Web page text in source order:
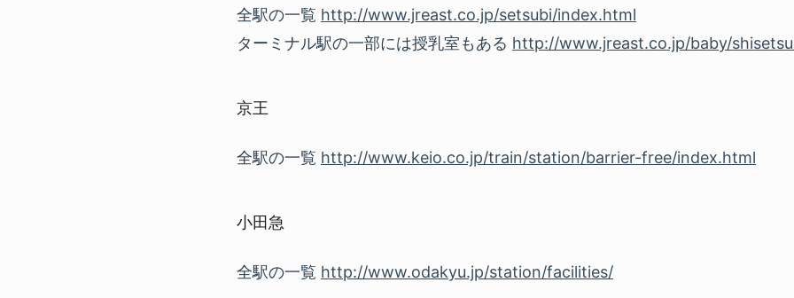
全駅の一覧 http://www.jreast.co.jp/setsubi/index.html
ターミナル駅の一部には授乳室もある http://www.jreast.co.jp/baby/
京王
全駅の一覧 http://www.keio.co.jp/train/station/barrier-free/index.html
小田急
全駅の一覧 http://www.odakyu.jp/station/facilities/